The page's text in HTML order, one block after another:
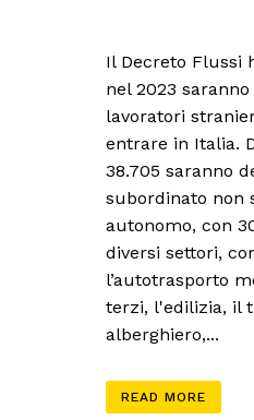
Il Decreto Flussi
nel 2023 saranno
lavoratori
entrare in Italia.
38.705 saranno
subordinato non
autonomo, con
diversi settori,
l’autotrasporto
terzi, l'edilizia, il
alberghiero,...
READ MORE